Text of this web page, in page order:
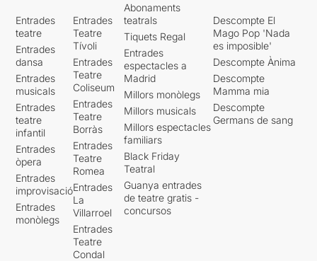
Entrades
teatre
Entrades
dansa
Entrades
musicals
Entrades
teatre
infantil
Entrades
òpera
Entrades
improvisació
Entrades
monòlegs
Entrades
Teatre
Tívoli
Entrades
Teatre
Coliseum
Entrades
Teatre
Borràs
Entrades
Teatre
Romea
Entrades
La
Villarroel
Entrades
Teatre
Condal
Abonaments
teatrals
Tiquets Regal
Entrades
espectacles a
Madrid
Millors monòlegs
Millors musicals
Millors espectacles
familiars
Black Friday
Teatral
Guanya entrades
de teatre gratis -
concursos
Descompte El
Mago Pop 'Nada
es imposible'
Descompte Ànima
Descompte
Mamma mia
Descompte
Germans de sang